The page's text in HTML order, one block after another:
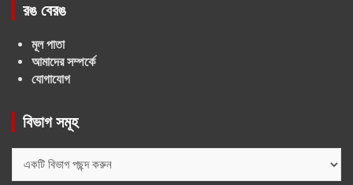
রঙ বেরঙ
মূল পাতা
আমাদের সম্পর্কে
যোগাযোগ
বিভাগ সমূহ